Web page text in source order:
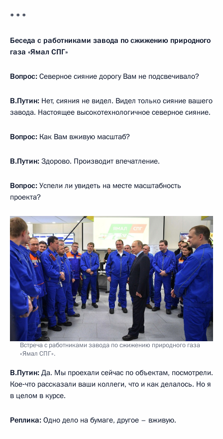
* * *
Беседа с работниками завода по сжижению природного
газа «Ямал СПГ»
Вопрос: Северное сияние дорогу Вам не подсвечивало?
В.Путин: Нет, сияния не видел. Видел только сияние вашего
завода. Настоящее высокотехнологичное северное сияние.
Вопрос: Как Вам вживую масштаб?
В.Путин: Здорово. Производит впечатление.
Вопрос: Успели ли увидеть на месте масштабность
проекта?
Встреча с работниками завода по сжижению природного газа
«Ямал СПГ».
В.Путин: Да. Мы проехали сейчас по объектам, посмотрели.
Кое‑что рассказали ваши коллеги, что и как делалось. Но я
в целом в курсе.
Реплика: Одно дело на бумаге, другое – вживую.